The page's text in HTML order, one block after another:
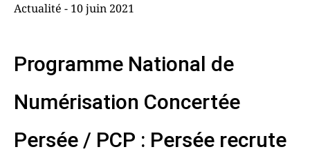
Actualité - 10 juin 2021
Programme National de
Numérisation Concertée
Persée / PCP : Persée recrute